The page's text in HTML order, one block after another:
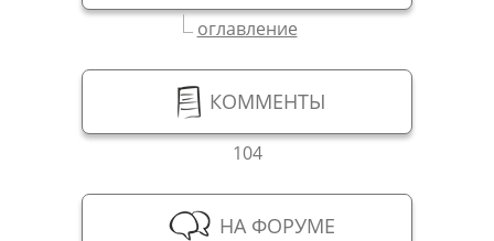
оглавление
КОММЕНТЫ
104
НА ФОРУМЕ